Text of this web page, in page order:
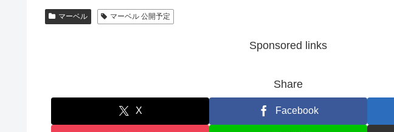
マーベル マーベル 公開予定
Sponsored links
Share
X Facebook